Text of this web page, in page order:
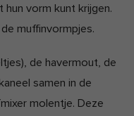
hun vorm kunt krijgen.
muffinvormpjes.
de havermout, de
samen in de
molentje. Deze